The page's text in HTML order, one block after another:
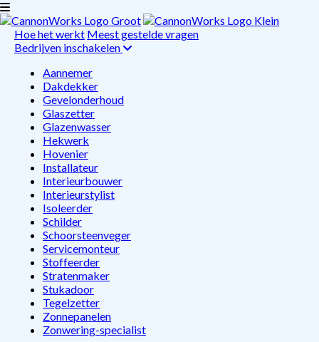
Hoe het werkt Meest gestelde vragen
Bedrijven inschakelen
Aannemer
Dakdekker
Gevelonderhoud
Glaszetter
Glazenwasser
Hekwerk
Hovenier
Installateur
Interieurbouwer
Interieurstylist
Isoleerder
Schilder
Schoorsteenveger
Servicemonteur
Stoffeerder
Stratenmaker
Stukadoor
Tegelzetter
Zonnepanelen
Zonwering-specialist